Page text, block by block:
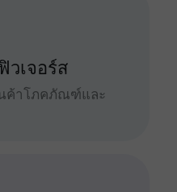
วเจอร์ส
ค้าโภคภัณฑ์และ